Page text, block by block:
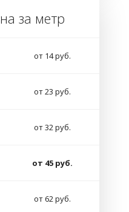
за метр
от 14 руб.
от 23 руб.
от 32 руб.
от 45 руб.
от 62 руб.